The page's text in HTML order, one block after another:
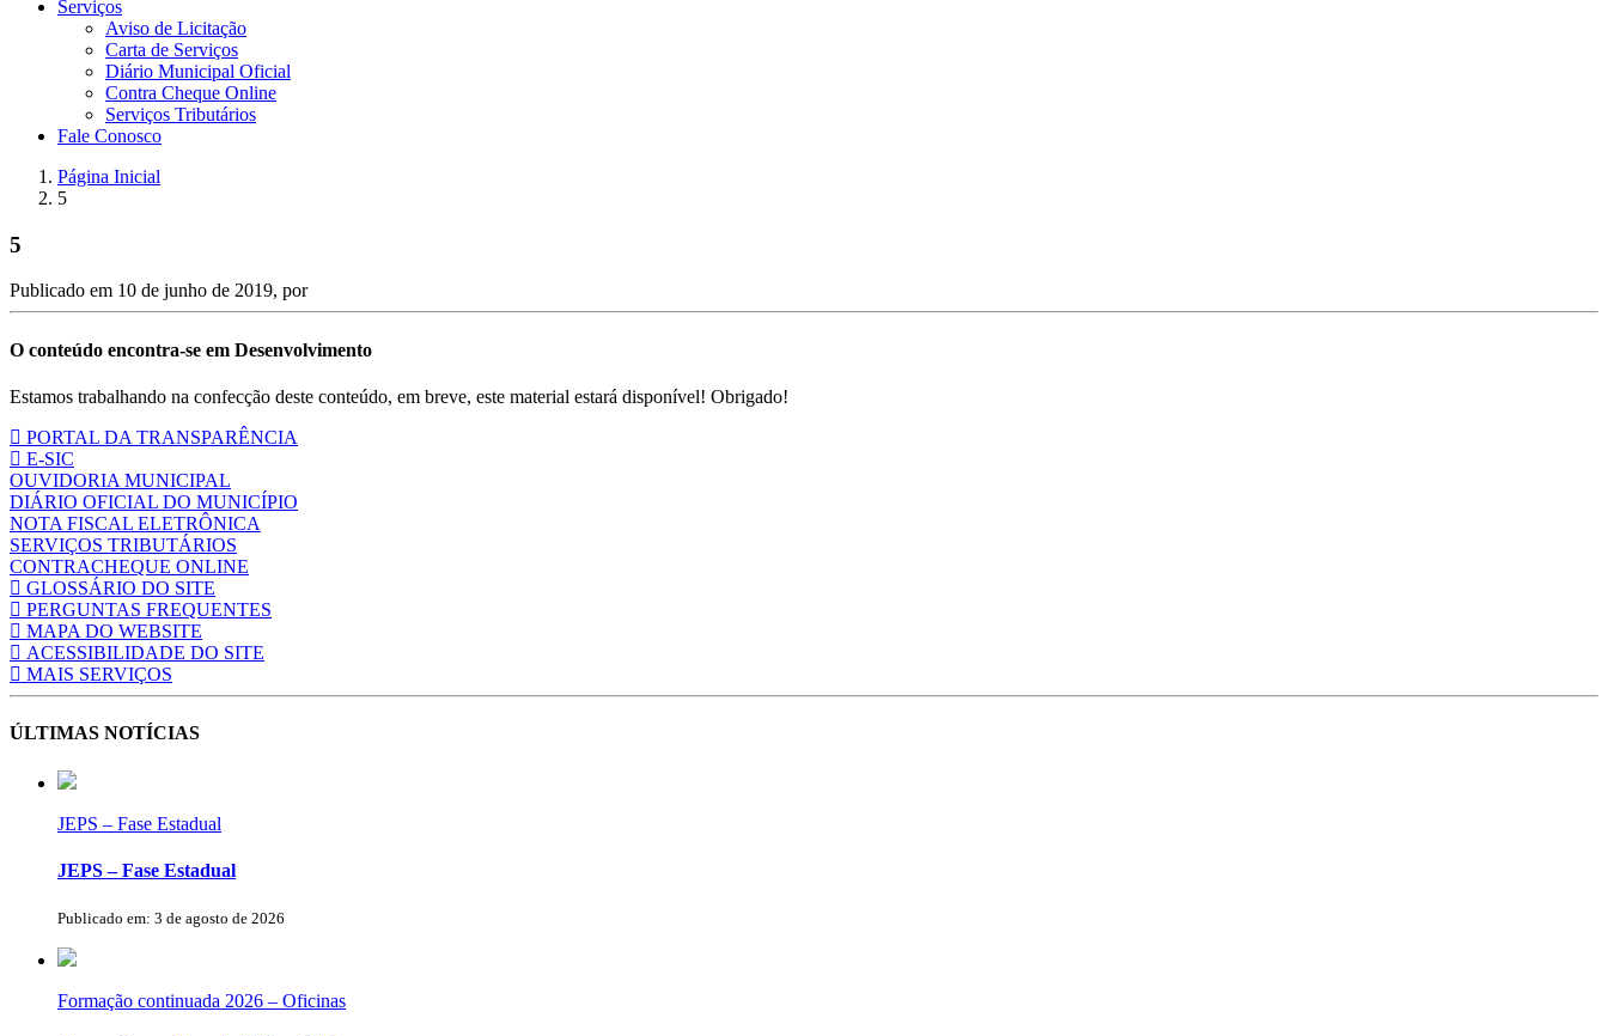
Serviços
Aviso de Licitação
Carta de Serviços
Diário Municipal Oficial
Contra Cheque Online
Serviços Tributários
Fale Conosco
Página Inicial
5
5
Publicado em 10 de junho de 2019, por
O conteúdo encontra-se em Desenvolvimento
Estamos trabalhando na confecção deste conteúdo, em breve, este material estará disponível! Obrigado!
PORTAL DA TRANSPARÊNCIA
E-SIC
OUVIDORIA MUNICIPAL
DIÁRIO OFICIAL DO MUNICÍPIO
NOTA FISCAL ELETRÔNICA
SERVIÇOS TRIBUTÁRIOS
CONTRACHEQUE ONLINE
GLOSSÁRIO DO SITE
PERGUNTAS FREQUENTES
MAPA DO WEBSITE
ACESSIBILIDADE DO SITE
MAIS SERVIÇOS
ÚLTIMAS NOTÍCIAS
JEPS – Fase Estadual
JEPS – Fase Estadual
Publicado em: 3 de agosto de 2026
Formação continuada 2026 – Oficinas